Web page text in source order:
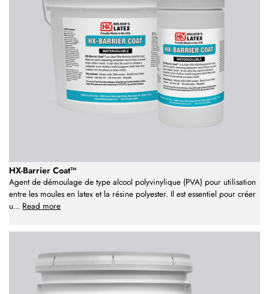
HX-Barrier Coat™
Agent de démoulage de type alcool polyvinylique (PVA) pour utilisation
entre les moules en latex et la résine polyester. Il est essentiel pour créer
u... Read more